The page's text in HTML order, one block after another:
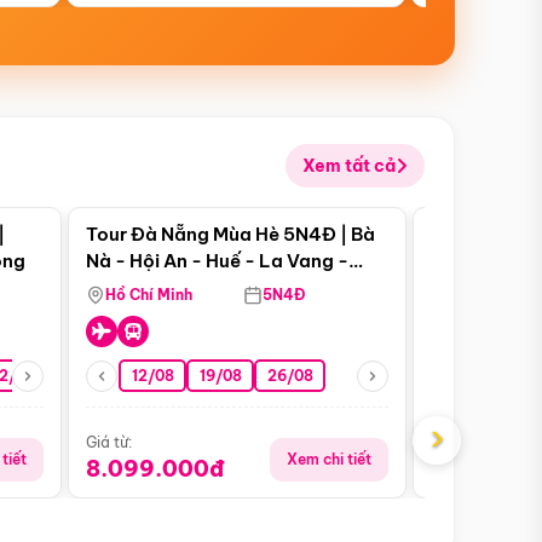
Xem tất cả
08 26/08 05/09 09/09 12/09
tiết
Điểm nổi bật
Tour Đà Nẵng Mùa Hè 5N4Đ | Bà
Nà - Hội An - Huế - La Vang -
Động Thiên Đường
Hồ Chí Minh 5N4Đ
12/08 19/08 26/08
Giá từ:
8.099.000đ Xem chi tiết
Giá từ:
›